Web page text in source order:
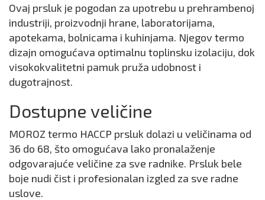
Ovaj prsluk je pogodan za upotrebu u prehrambenoj
industriji, proizvodnji hrane, laboratorijama,
apotekama, bolnicama i kuhinjama. Njegov termo
dizajn omogućava optimalnu toplinsku izolaciju, dok
visokokvalitetni pamuk pruža udobnost i
dugotrajnost.
Dostupne veličine
MOROZ termo HACCP prsluk dolazi u veličinama od
36 do 68, što omogućava lako pronalaženje
odgovarajuće veličine za sve radnike. Prsluk bele
boje nudi čist i profesionalan izgled za sve radne
uslove.